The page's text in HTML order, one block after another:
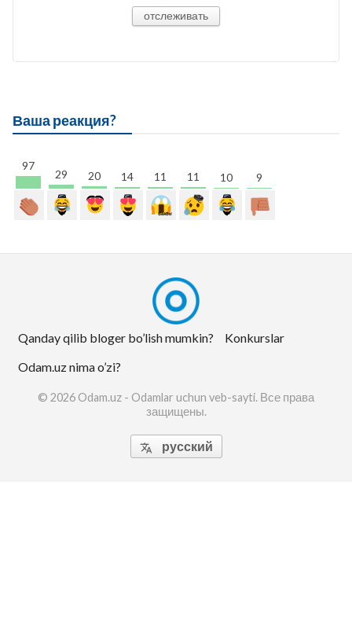
отслеживать
Ваша реакция?
97
29 20 14 11 11 10 9
Qanday qilib bloger bo’lish mumkin?
Konkurslar
Odam.uz nima o’zi?
© 2026 Odam.uz - Odamlar uchun veb-sayti. Все права
защищены.
 русский